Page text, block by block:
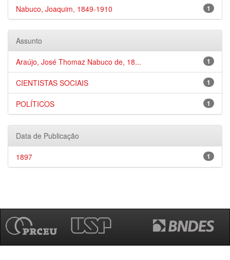
1
Nabuco, Joaquim, 1849-1910
Assunto
1
Araújo, José Thomaz Nabuco de, 18...
1
CIENTISTAS SOCIAIS
1
POLÍTICOS
Data de Publicação
1
1897